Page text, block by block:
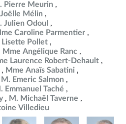
Pierre Meurin
Mélin
Julien Odoul
Caroline Parmentier
Lisette Pollet
Mme Angélique Ranc
Laurence Robert-Dehault
Mme Anaïs Sabatini
M. Emeric Salmon
Emmanuel Taché
M. Michaël Taverne
Villedieu